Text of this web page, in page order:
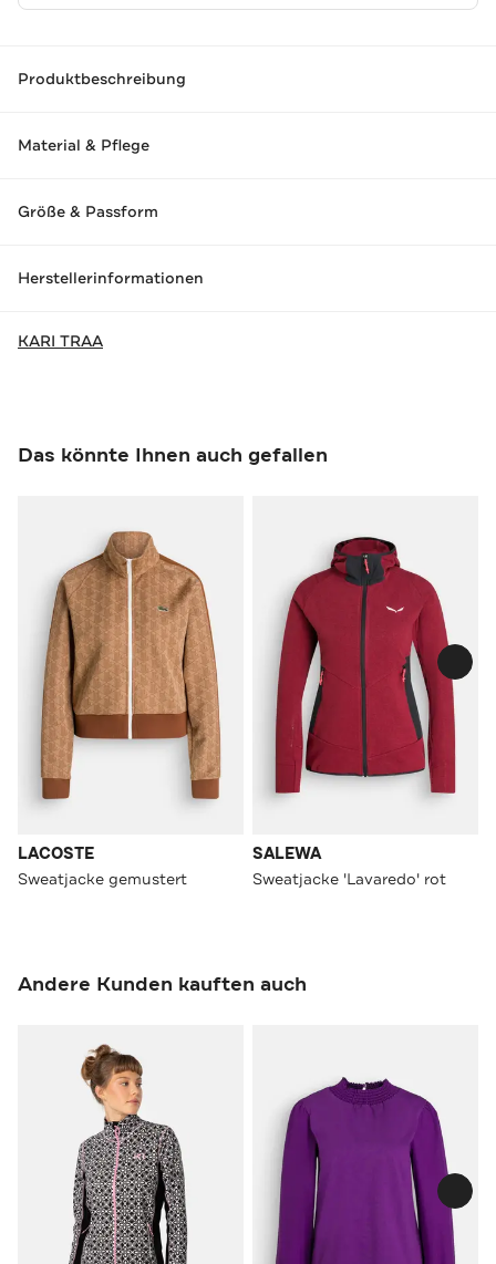
Produktbeschreibung
Material & Pflege
Größe & Passform
Herstellerinformationen
KARI TRAA
Das könnte Ihnen auch gefallen
LACOSTE
Sweatjacke gemustert
SALEWA
Sweatjacke 'Lavaredo' rot
Andere Kunden kauften auch